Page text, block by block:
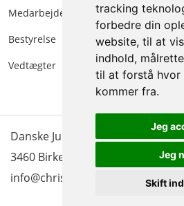
tracking
forbedre din
website, til at
indhold,
til at forstå hvor
kommer fra.
Jeg
Jeg
Skift
Medarbejdere
Bestyrelse
Vedtægter
Danske Juletræer - træer & grønt
3460 Birkerød |
Tlf.: 45 35 24 12|
info@christmastree.dk